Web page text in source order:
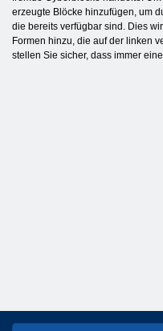
erzeugte Blöcke hinzufügen, um
die bereits verfügbar sind. Dies
Formen hinzu, die auf der linken
stellen Sie sicher, dass immer